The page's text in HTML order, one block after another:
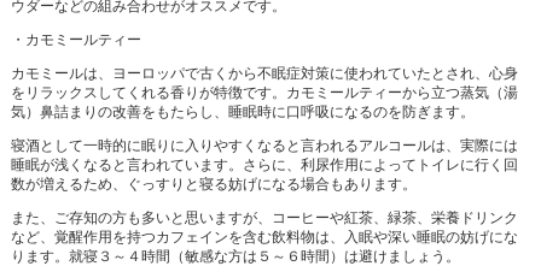
ウダーなどの組み合わせがオススメです。
・カモミールティー
カモミールは、ヨーロッパで古くから不眠症対策に使われていたとされ、心身
をリラックスしてくれる香りが特徴です。カモミールティーから立つ蒸気（湯
気）鼻詰まりの改善をもたらし、睡眠時に口呼吸になるのを防ぎます。
寝酒として一時的に眠りに入りやすくなると言われるアルコールは、実際には
睡眠が浅くなると言われています。さらに、利尿作用によってトイレに行く回
数が増えるため、ぐっすりと寝る妨げになる場合もあります。
また、ご存知の方も多いと思いますが、コーヒーや紅茶、緑茶、栄養ドリンク
など、覚醒作用を持つカフェインを含む飲料物は、入眠や深い睡眠の妨げにな
ります。就寝３～４時間（敏感な方は５～６時間）は避けましょう。